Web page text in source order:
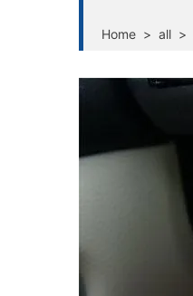
Home > all >